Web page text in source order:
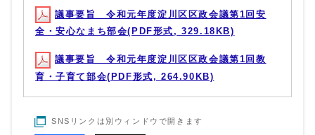
議事要旨 令和元年度淀川区区政会議第1回安
全・安心なまち部会(PDF形式, 329.18KB)
議事要旨 令和元年度淀川区区政会議第1回教
育・子育て部会(PDF形式, 264.90KB)
SNSリンクは別ウィンドウで開きます